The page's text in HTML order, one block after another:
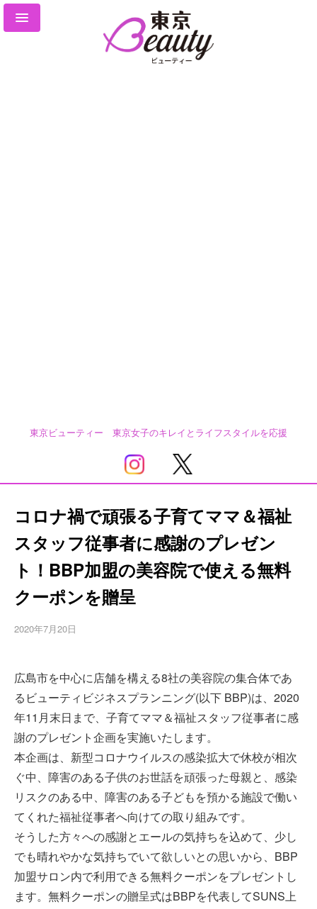
東京ビューティー 東京女子のキレイとライフスタイルを応援
コロナ禍で頑張る子育てママ＆福祉
スタッフ従事者に感謝のプレゼン
ト！BBP加盟の美容院で使える無料
クーポンを贈呈
2020年7月20日
広島市を中心に店舗を構える8社の美容院の集合体であ
るビューティビジネスプランニング(以下 BBP)は、2020
年11月末日まで、子育てママ＆福祉スタッフ従事者に感
謝のプレゼント企画を実施いたします。
本企画は、新型コロナウイルスの感染拡大で休校が相次
ぐ中、障害のある子供のお世話を頑張った母親と、感染
リスクのある中、障害のある子どもを預かる施設で働い
てくれた福祉従事者へ向けての取り組みです。
そうした方々への感謝とエールの気持ちを込めて、少し
でも晴れやかな気持ちでいて欲しいとの思いから、BBP
加盟サロン内で利用できる無料クーポンをプレゼントし
ます。無料クーポンの贈呈式はBBPを代表してSUNS上